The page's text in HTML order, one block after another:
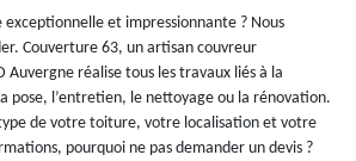
exceptionnelle et impressionnante ? Nous
Couverture 63, un artisan couvreur
Auvergne réalise tous les travaux liés à la
pose, l’entretien, le nettoyage ou la rénovation.
de votre toiture, votre localisation et votre
pourquoi ne pas demander un devis ?